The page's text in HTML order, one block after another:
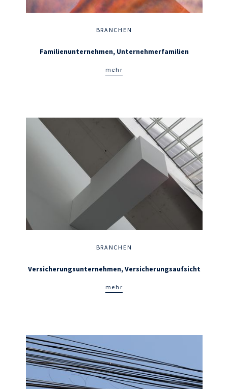
BRANCHEN
Familienunternehmen, Unternehmerfamilien
mehr
BRANCHEN
Versicherungs­unternehmen, Versicherungs­aufsicht
mehr